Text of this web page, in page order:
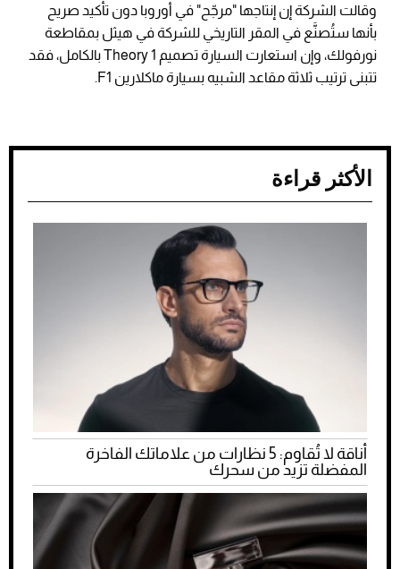
وقالت الشركة إن إنتاجها "مرجّح" في أوروبا دون تأكيد صريح
بأنها ستُصنَّع في المقر التاريخي للشركة في هيثل بمقاطعة
نورفولك، وإن استعارت السيارة تصميم Theory 1 بالكامل، فقد
تتبنى ترتيب ثلاثة مقاعد الشبيه بسيارة ماكلارين F1.
الأكثر قراءة
أناقة لا تُقاوم: 5 نظارات من علاماتك الفاخرة
المفضلة تزيد من سحرك